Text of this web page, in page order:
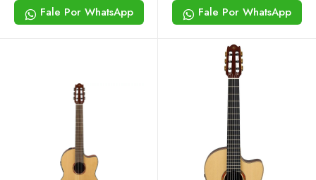
Fale Por WhatsApp Fale Por WhatsApp